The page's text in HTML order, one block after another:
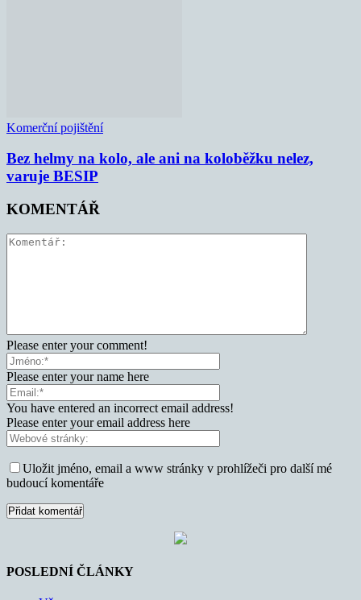
Komerční pojištění
Bez helmy na kolo, ale ani na koloběžku nelez,
varuje BESIP
KOMENTÁŘ
Please enter your comment!
Please enter your name here
You have entered an incorrect email address!
Please enter your email address here
Uložit jméno, email a www stránky v prohlížeči pro další mé
budoucí komentáře
POSLEDNÍ ČLÁNKY